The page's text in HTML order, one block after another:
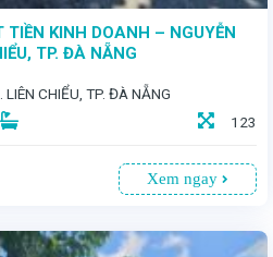
KINH DOANH – NGUYỄN
TP. ĐÀ NẴNG
LIÊN CHIỂU, TP. ĐÀ NẴNG
123
Xem ngay